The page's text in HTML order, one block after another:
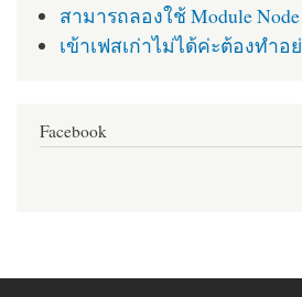
สามารถลองใช้ Module Node
เข้าเฟสเก่าไม่ได้ค่ะต้องทำอย่
Facebook